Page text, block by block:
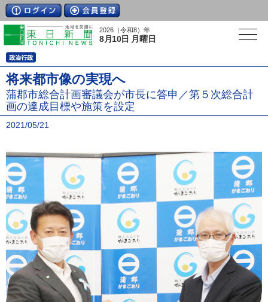
2026（令和8）年
8月10日 月曜日
将来都市像の実現へ
蒲郡市総合計画審議会が市長に答申／第５次総合計
画の達成目標や施策を設定
2021/05/21